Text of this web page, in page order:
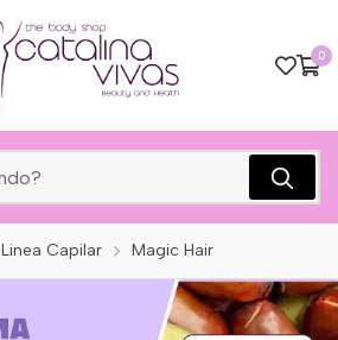
0
Linea Capilar Magic Hair